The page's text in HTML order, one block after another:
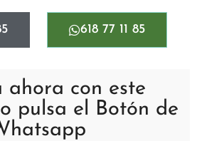
618 77 11 85
ahora con este
pulsa el Botón de